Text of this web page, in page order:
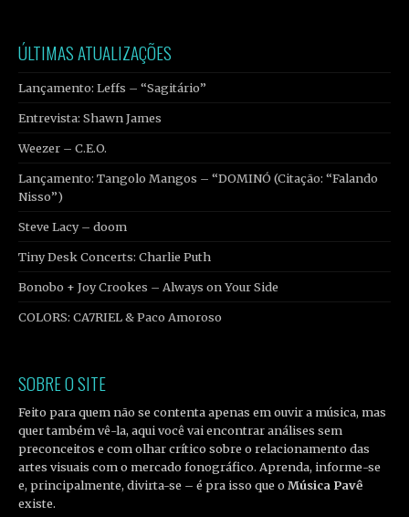
ÚLTIMAS ATUALIZAÇÕES
Lançamento: Leffs – “Sagitário”
Entrevista: Shawn James
Weezer – C.E.O.
Lançamento: Tangolo Mangos – “DOMINÓ (Citação: “Falando
Nisso”)
Steve Lacy – doom
Tiny Desk Concerts: Charlie Puth
Bonobo + Joy Crookes – Always on Your Side
COLORS: CA7RIEL & Paco Amoroso
SOBRE O SITE
Feito para quem não se contenta apenas em ouvir a música, mas
quer também vê-la, aqui você vai encontrar análises sem
preconceitos e com olhar crítico sobre o relacionamento das
artes visuais com o mercado fonográfico. Aprenda, informe-se
e, principalmente, divirta-se – é pra isso que oMúsica Pavê
existe.